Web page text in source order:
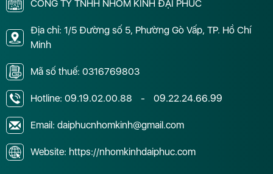
CÔNG TY TNHH NHÔM KÍNH ĐẠI PHÚC
Địa chỉ: 1/5 Đường số 5, Phường Gò Vấp, TP. Hồ Chí
Minh
Mã số thuế: 0316769803
Hotline: 09.19.02.00.88 - 09.22.24.66.99
Email: daiphucnhomkinh@gmail.com
Website: https://nhomkinhdaiphuc.com